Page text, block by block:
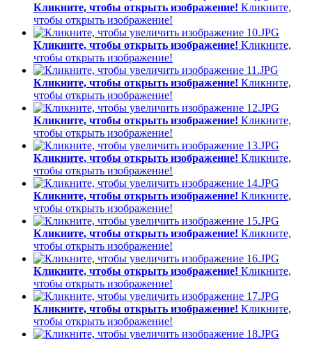
Кликните, чтобы открыть изображение! Кликните,
чтобы открыть изображение!
Кликните, чтобы открыть изображение! Кликните,
чтобы открыть изображение!
Кликните, чтобы открыть изображение! Кликните,
чтобы открыть изображение!
Кликните, чтобы открыть изображение! Кликните,
чтобы открыть изображение!
Кликните, чтобы открыть изображение! Кликните,
чтобы открыть изображение!
Кликните, чтобы открыть изображение! Кликните,
чтобы открыть изображение!
Кликните, чтобы открыть изображение! Кликните,
чтобы открыть изображение!
Кликните, чтобы открыть изображение! Кликните,
чтобы открыть изображение!
Кликните, чтобы открыть изображение! Кликните,
чтобы открыть изображение!